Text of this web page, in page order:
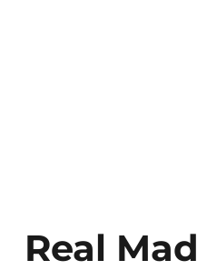
Real